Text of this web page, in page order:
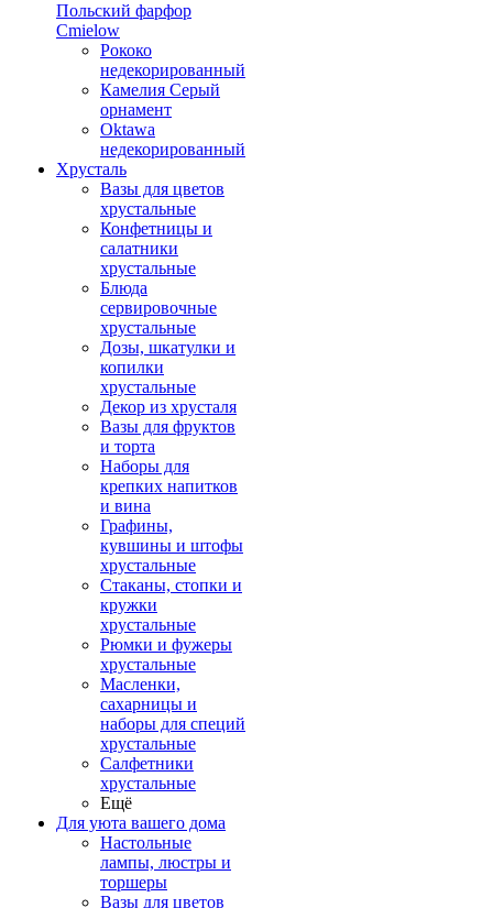
Польский фарфор
Сmielow
Рококо
недекорированный
Камелия Серый
орнамент
Oktawa
недекорированный
Хрусталь
Вазы для цветов
хрустальные
Конфетницы и
салатники
хрустальные
Блюда
сервировочные
хрустальные
Дозы, шкатулки и
копилки
хрустальные
Декор из хрусталя
Вазы для фруктов
и торта
Наборы для
крепких напитков
и вина
Графины,
кувшины и штофы
хрустальные
Стаканы, стопки и
кружки
хрустальные
Рюмки и фужеры
хрустальные
Масленки,
сахарницы и
наборы для специй
хрустальные
Салфетники
хрустальные
Ещё
Для уюта вашего дома
Настольные
лампы, люстры и
торшеры
Вазы для цветов